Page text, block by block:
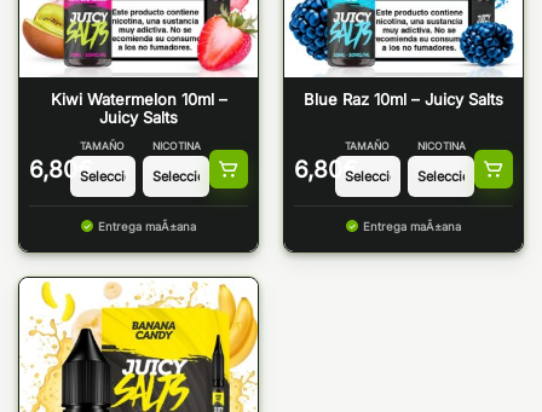
Kiwi Watermelon 10ml –
Juicy Salts
6,80 €
TAMAÑO NICOTINA
Entrega maÃ±ana
Blue Raz 10ml – Juicy Salts
6,80 €
TAMAÑO NICOTINA
Entrega maÃ±ana